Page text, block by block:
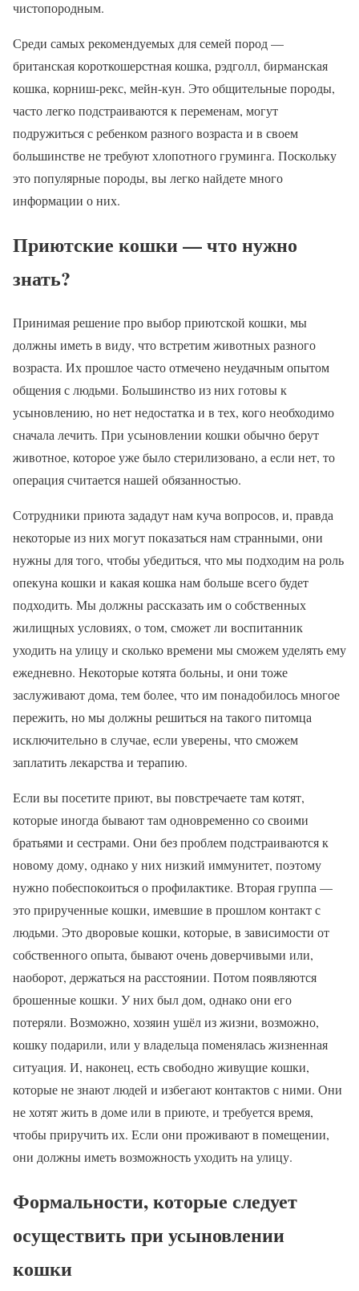
чистопородным.
Среди самых рекомендуемых для семей пород —
британская короткошерстная кошка, рэдголл, бирманская
кошка, корниш-рекс, мейн-кун. Это общительные породы,
часто легко подстраиваются к переменам, могут
подружиться с ребенком разного возраста и в своем
большинстве не требуют хлопотного груминга. Поскольку
это популярные породы, вы легко найдете много
информации о них.
Приютские кошки — что нужно
знать?
Принимая решение про выбор приютской кошки, мы
должны иметь в виду, что встретим животных разного
возраста. Их прошлое часто отмечено неудачным опытом
общения с людьми. Большинство из них готовы к
усыновлению, но нет недостатка и в тех, кого необходимо
сначала лечить. При усыновлении кошки обычно берут
животное, которое уже было стерилизовано, а если нет, то
операция считается нашей обязанностью.
Сотрудники приюта зададут нам куча вопросов, и, правда
некоторые из них могут показаться нам странными, они
нужны для того, чтобы убедиться, что мы подходим на роль
опекуна кошки и какая кошка нам больше всего будет
подходить. Мы должны рассказать им о собственных
жилищных условиях, о том, сможет ли воспитанник
уходить на улицу и сколько времени мы сможем уделять ему
ежедневно. Некоторые котята больны, и они тоже
заслуживают дома, тем более, что им понадобилось многое
пережить, но мы должны решиться на такого питомца
исключительно в случае, если уверены, что сможем
заплатить лекарства и терапию.
Если вы посетите приют, вы повстречаете там котят,
которые иногда бывают там одновременно со своими
братьями и сестрами. Они без проблем подстраиваются к
новому дому, однако у них низкий иммунитет, поэтому
нужно побеспокоиться о профилактике. Вторая группа —
это прирученные кошки, имевшие в прошлом контакт с
людьми. Это дворовые кошки, которые, в зависимости от
собственного опыта, бывают очень доверчивыми или,
наоборот, держаться на расстоянии. Потом появляются
брошенные кошки. У них был дом, однако они его
потеряли. Возможно, хозяин ушёл из жизни, возможно,
кошку подарили, или у владельца поменялась жизненная
ситуация. И, наконец, есть свободно живущие кошки,
которые не знают людей и избегают контактов с ними. Они
не хотят жить в доме или в приюте, и требуется время,
чтобы приручить их. Если они проживают в помещении,
они должны иметь возможность уходить на улицу.
Формальности, которые следует
осуществить при усыновлении
кошки